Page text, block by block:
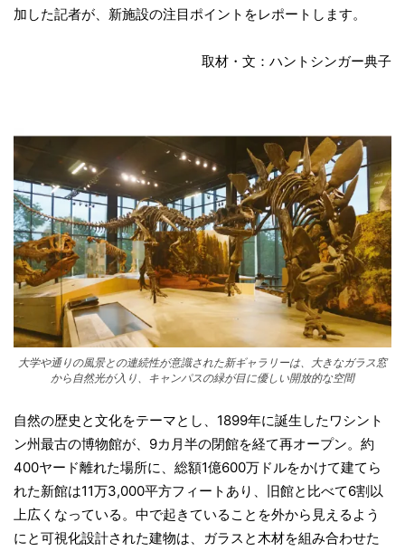
加した記者が、新施設の注目ポイントをレポートします。
取材・文：ハントシンガー典子
大学や通りの風景との連続性が意識された新ギャラリーは、大きなガラス窓
から自然光が入り、キャンパスの緑が目に優しい開放的な空間
自然の歴史と文化をテーマとし、1899年に誕生したワシント
ン州最古の博物館が、9カ月半の閉館を経て再オープン。約
400ヤード離れた場所に、総額1億600万ドルをかけて建てら
れた新館は11万3,000平方フィートあり、旧館と比べて6割以
上広くなっている。中で起きていることを外から見えるよう
にと可視化設計された建物は、ガラスと木材を組み合わせた